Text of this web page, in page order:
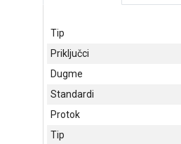
Tip
Priključci
Dugme
Standardi
Protok
Tip